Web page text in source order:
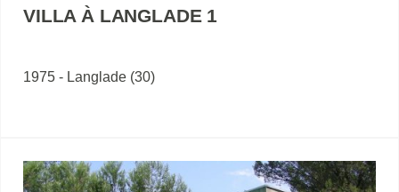
VILLA À LANGLADE 1
1975 - Langlade (30)